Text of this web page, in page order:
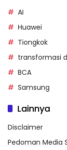
AI
Huawei
Tiongkok
transformasi
BCA
Samsung
Lainnya
Disclaimer
Pedoman Media